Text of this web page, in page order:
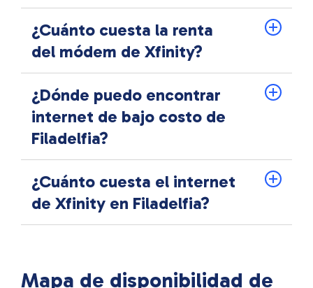
¿Cuánto cuesta la renta
del módem de Xfinity?
¿Dónde puedo encontrar
internet de bajo costo de
Filadelfia?
¿Cuánto cuesta el internet
de Xfinity en Filadelfia?
Mapa de disponibilidad de